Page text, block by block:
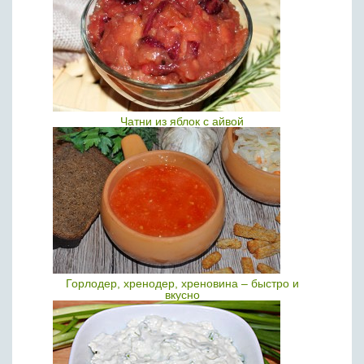
Чатни из яблок с айвой
Горлодер, хренодер, хреновина – быстро и
вкусно